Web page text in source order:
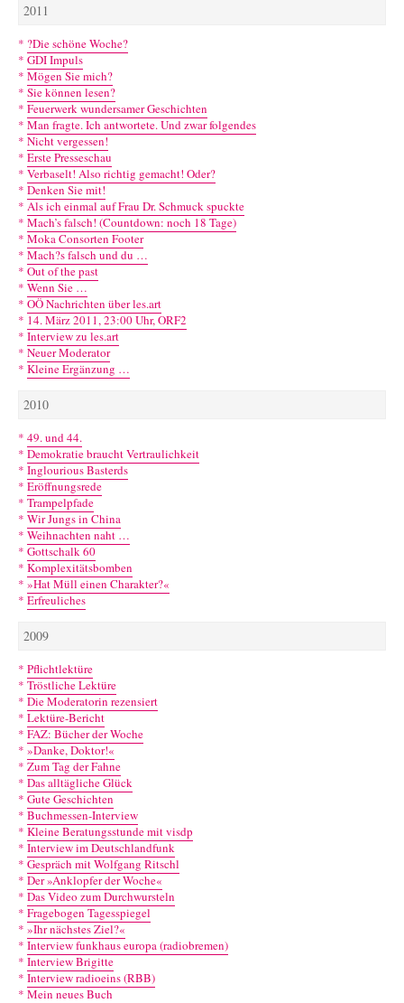
2011
* ?Die schöne Woche?
* GDI Impuls
* Mögen Sie mich?
* Sie können lesen?
* Feuerwerk wundersamer Geschichten
* Man fragte. Ich antwortete. Und zwar folgendes
* Nicht vergessen!
* Erste Presseschau
* Verbaselt! Also richtig gemacht! Oder?
* Denken Sie mit!
* Als ich einmal auf Frau Dr. Schmuck spuckte
* Mach’s falsch! (Countdown: noch 18 Tage)
* Moka Consorten Footer
* Mach?s falsch und du …
* Out of the past
* Wenn Sie …
* OÖ Nachrichten über les.art
* 14. März 2011, 23:00 Uhr, ORF2
* Interview zu les.art
* Neuer Moderator
* Kleine Ergänzung …
2010
* 49. und 44.
* Demokratie braucht Vertraulichkeit
* Inglourious Basterds
* Eröffnungsrede
* Trampelpfade
* Wir Jungs in China
* Weihnachten naht …
* Gottschalk 60
* Komplexitätsbomben
* »Hat Müll einen Charakter?«
* Erfreuliches
2009
* Pflichtlektüre
* Tröstliche Lektüre
* Die Moderatorin rezensiert
* Lektüre-Bericht
* FAZ: Bücher der Woche
* »Danke, Doktor!«
* Zum Tag der Fahne
* Das alltägliche Glück
* Gute Geschichten
* Buchmessen-Interview
* Kleine Beratungsstunde mit visdp
* Interview im Deutschlandfunk
* Gespräch mit Wolfgang Ritschl
* Der »Anklopfer der Woche«
* Das Video zum Durchwursteln
* Fragebogen Tagesspiegel
* »Ihr nächstes Ziel?«
* Interview funkhaus europa (radiobremen)
* Interview Brigitte
* Interview radioeins (RBB)
* Mein neues Buch